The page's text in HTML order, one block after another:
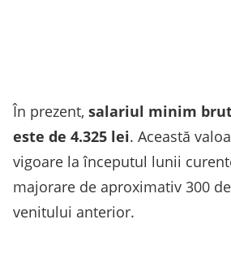
În prezent, salariul minim
este de 4.325 lei. Această
vigoare la începutul lunii
majorare de aproximativ 300
venitului anterior.